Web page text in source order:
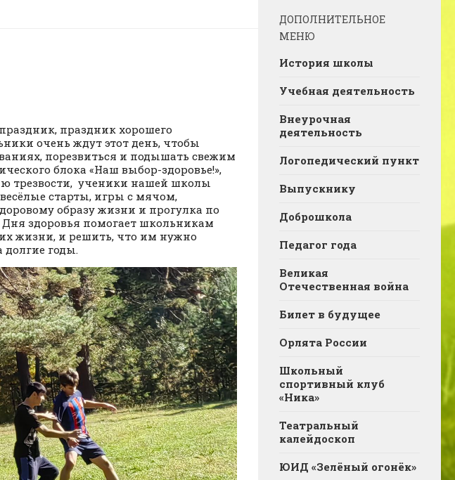
праздник хорошего
очень ждут этот день, чтобы
порезвиться и подышать свежим
блока «Наш выбор-здоровье!»,
трезвости, ученики нашей школы
старты, игры с мячом,
образу жизни и прогулка по
Дня здоровья помогает школьникам
жизни, и решить, что им нужно
долгие годы.
ДОПОЛНИТЕЛЬНОЕ
МЕНЮ
История школы
Учебная деятельность
Внеурочная
деятельность
Логопедический пункт
Выпускнику
Доброшкола
Педагог года
Великая
Отечественная война
Билет в будущее
Орлята России
Школьный
спортивный клуб
«Ника»
Театральный
калейдоскоп
ЮИД «Зелёный огонёк»